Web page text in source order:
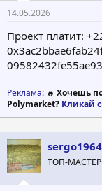
14.05.2026
Проект платит:
09582432fe55ae93
Реклама: 🔥 Хочешь
Polymarket? Кликай
sergo1964
ТОП-МАСТЕР